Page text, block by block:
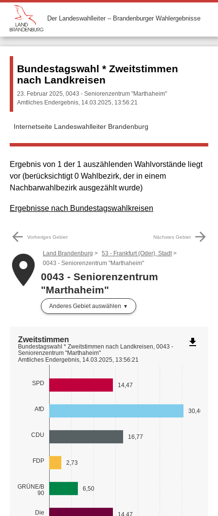
Der Landeswahlleiter – Brandenburger Wahlergebnisse
Bundestagswahl * Zweitstimmen
nach Landkreisen
23. Februar 2025, 0043 - Seniorenzentrum "Marthaheim"
Amtliches Endergebnis, 14.03.2025, 13:56:21
Internetseite Landeswahlleiter Brandenburg
Ergebnis von 1 der 1 auszählenden Wahlvorstände liegt
vor (berücksichtigt 0 Wahlbezirk, der in einem
Nachbarwahlbezirk ausgezählt wurde)
Ergebnisse nach Bundestagswahlkreisen
arrow_back Vorheriges Gebiet Nächstes Gebiet arrow_forward
placeLand Brandenburg
53 - Frankfurt (Oder), Stadt
0043 - Seniorenzentrum "Marthaheim"
0043 - Seniorenzentrum
"Marthaheim"
Anderes Gebiet auswählen
SPD
AfD
CDU
FDP
GRÜNE/B
90
Die
14,47
30,40
16,77
2,73
6,50
14,47
Zweitstimmen
Bundestagswahl * Zweitstimmen nach Landkreisen, 0043 -
Seniorenzentrum "Marthaheim"
Amtliches Endergebnis, 14.03.2025, 13:56:21
file_download